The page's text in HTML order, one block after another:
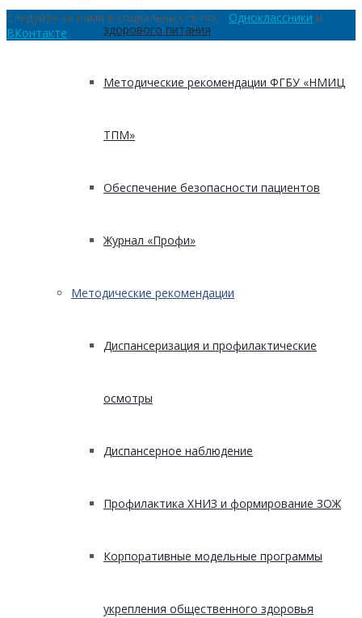
здорового питания
Методические рекомендации ФГБУ «НМИЦ
ТПМ»
Обеспечение безопасности пациентов
Журнал «Профи»
Методические рекомендации
Диспансеризация и профилактические
осмотры
Диспансерное наблюдение
Профилактика ХНИЗ и формирование ЗОЖ
Корпоративные модельные программы
укрепления общественного здоровья
Следуйте за нами в социальных сетях: Одноклассники и
ВКонтакте